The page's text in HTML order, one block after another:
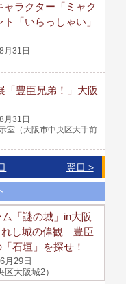
ラクター「ミャク
「いらっしゃい」
月31日
「豊臣兄弟！」大阪
月31日
室（大阪市中央区大手前
翌日 >
「謎の城」in大阪
れし城の偉観 豊臣
石垣」を探せ！
月29日
大阪城2）